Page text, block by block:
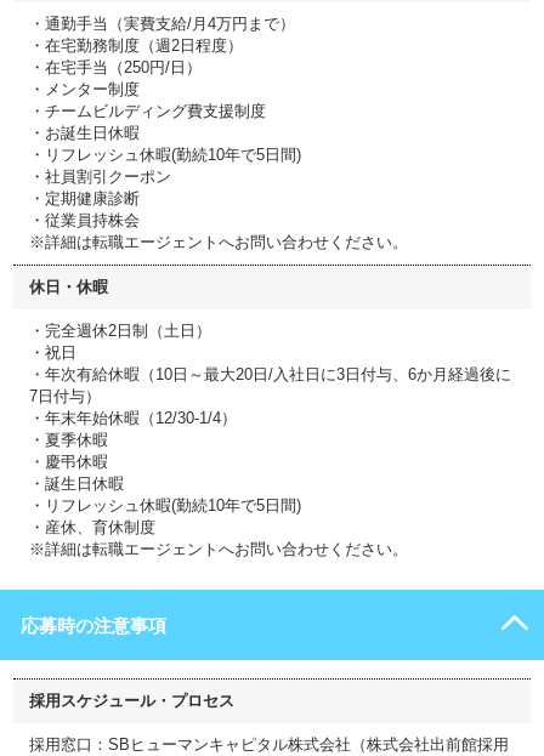
・通勤手当（実費支給/月4万円まで）
・在宅勤務制度（週2日程度）
・在宅手当（250円/日）
・メンター制度
・チームビルディング費支援制度
・お誕生日休暇
・リフレッシュ休暇(勤続10年で5日間)
・社員割引クーポン
・定期健康診断
・従業員持株会
※詳細は転職エージェントへお問い合わせください。
休日・休暇
・完全週休2日制（土日）
・祝日
・年次有給休暇（10日～最大20日/入社日に3日付与、6か月経過後に
7日付与）
・年末年始休暇（12/30-1/4）
・夏季休暇
・慶弔休暇
・誕生日休暇
・リフレッシュ休暇(勤続10年で5日間)
・産休、育休制度
※詳細は転職エージェントへお問い合わせください。
応募時の注意事項
採用スケジュール・プロセス
採用窓口：SBヒューマンキャピタル株式会社（株式会社出前館採用